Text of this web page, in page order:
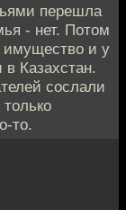
перешла
- нет. Потом
имущество и у
Казахстан.
сослали
то.